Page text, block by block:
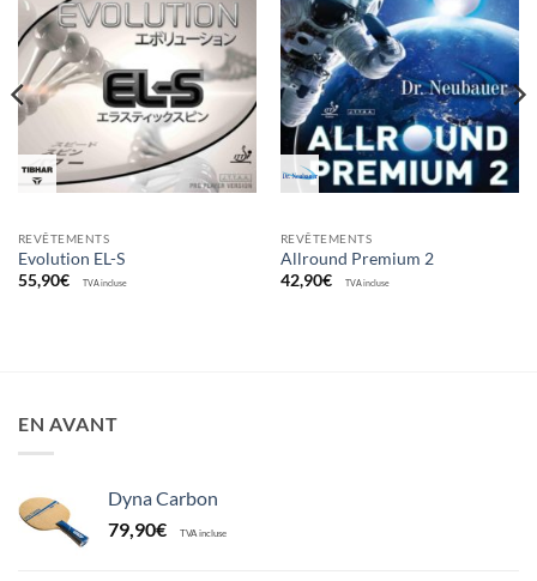
Ajouter
aux
souhaits
REVÊTEMENTS
Evolution EL-S
55,90€ TVA incluse
Ajouter
aux
souhaits
REVÊTEMENTS
Allround Premium 2
42,90€ TVA incluse
EN AVANT
Dyna Carbon
79,90€ TVA incluse